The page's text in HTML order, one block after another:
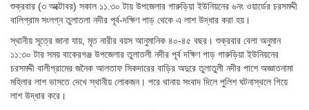
শুক্রবার (৩ অক্টোবর) সকাল ১১.৩০ টায় উপজেলার গারুড়িয়া ইউনিয়নের ৬নং ওয়ার্ডের চরসমদ্দী
বালিগ্রাম সংলগ্ন তুলাতলা নদীর পূর্ব-দক্ষিণ পাড় থেকে এ লাশ উদ্ধার করা হয়।
স্থানীয় সূত্রে জানা যায়, মৃত নারীর বয়স আনুমানিক ৪০-৪৫ বছর। শুক্রবার বেলা অনুমান
১১:৩০ টার সময় বাকেরগঞ্জ উপজেলার তুলাতলী নদীর পূর্ব দক্ষিণ পাড় গারুড়িয়া ইউনিয়নের
চরসমদ্দী বালীগ্রামের জনৈক আলতাফ সিকদারের বাড়ির অদুরে তুলাতুলী নদীর পাশে অজ্ঞাতনামা
মহিলার লাশ ভাসতে দেখে স্থানীয় লোকজন। পরে থানায় সংবাদ দিলে পুলিশ ঘটনাস্থলে গিয়ে
লাশ উদ্ধার করে।